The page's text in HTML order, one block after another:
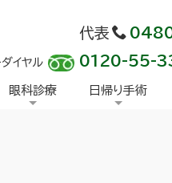
代表
イヤル 0120-55-
眼科診療 日帰り手術